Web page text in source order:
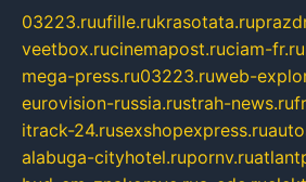
03223.ruufille.rukrasotata.ru
veetbox.rucinemapost.ruciam-fr.ru
mega-press.ru03223.ruweb-
eurovision-russia.rustrah-news.ru
itrack-24.rusexshopexpress.ru
alabuga-cityhotel.rupornv.ru